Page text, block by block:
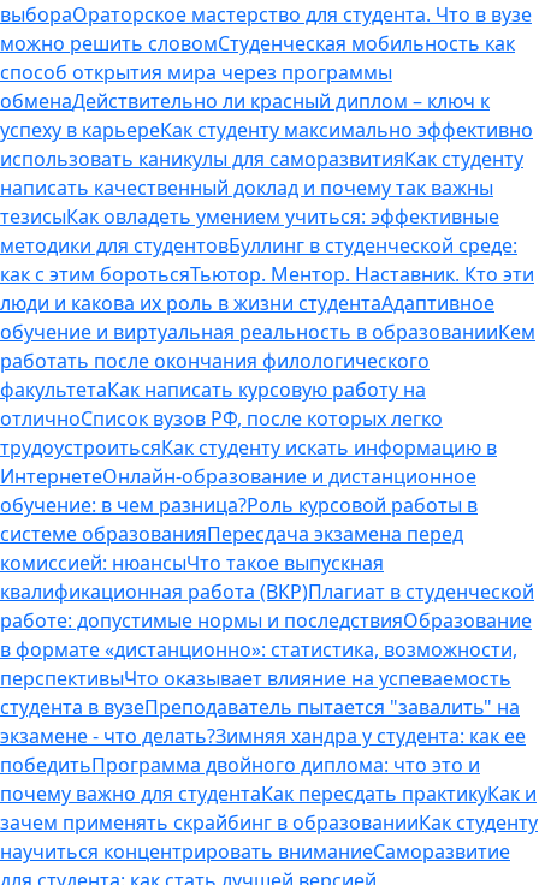
выбораОраторское мастерство для студента. Что в вузе
можно решить словомСтуденческая мобильность как
способ открытия мира через программы
обменаДействительно ли красный диплом – ключ к
успеху в карьереКак студенту максимально эффективно
использовать каникулы для саморазвитияКак студенту
написать качественный доклад и почему так важны
тезисыКак овладеть умением учиться: эффективные
методики для студентовБуллинг в студенческой среде:
как с этим боротьсяТьютор. Ментор. Наставник. Кто эти
люди и какова их роль в жизни студентаАдаптивное
обучение и виртуальная реальность в образованииКем
работать после окончания филологического
факультетаКак написать курсовую работу на
отличноСписок вузов РФ, после которых легко
трудоустроитьсяКак студенту искать информацию в
ИнтернетеОнлайн-образование и дистанционное
обучение: в чем разница?Роль курсовой работы в
системе образованияПересдача экзамена перед
комиссией: нюансыЧто такое выпускная
квалификационная работа (ВКР)Плагиат в студенческой
работе: допустимые нормы и последствияОбразование
в формате «дистанционно»: статистика, возможности,
перспективыЧто оказывает влияние на успеваемость
студента в вузеПреподаватель пытается "завалить" на
экзамене - что делать?Зимняя хандра у студента: как ее
победитьПрограмма двойного диплома: что это и
почему важно для студентаКак пересдать практикуКак и
зачем применять скрайбинг в образованииКак студенту
научиться концентрировать вниманиеСаморазвитие